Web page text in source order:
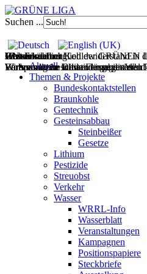
Suchen ...
Filmdoku über Kohlewiderstand in
Gesteinsabbau
Wir vernetzen Initiativen gegen den
Wasser
Europas letzte wilde Flüsse retten!
Wohnen
Wohnraum im Bestand mobilisieren!
UNverkäuflich!
Verfassungsbeschwerde gegen
Jetzt Fördermitglied der GRÜNEN
Aktuell
Themen & Projekte
Bundeskontaktstellen
Braunkohle
Gentechnik
Gesteinsabbau
Steinbeißer
Gesetze
Lithium
Pestizide
Streuobst
Verkehr
Wasser
WRRL-Info
Wasserblatt
Veranstaltungen
Kampagnen
Positionspapiere
Steckbriefe